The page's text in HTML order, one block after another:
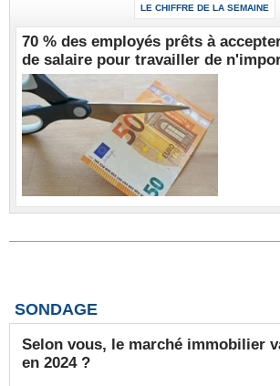
LE CHIFFRE DE LA SEMAINE
70 % des employés prêts à
de salaire pour travailler de
SONDAGE
Selon vous, le marché immobilier
en 2024 ?